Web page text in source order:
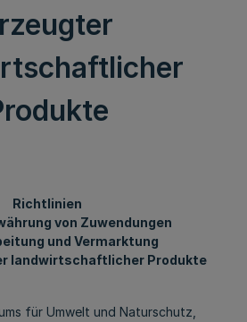
Richtlinien
von Zuwendungen
und Vermarktung
landwirtschaftlicher Produkte
für Umwelt und Naturschutz,